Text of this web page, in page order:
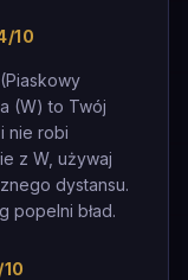
10
(W) to Twój
nie robi
z W, używaj
dystansu.
popelni bład.